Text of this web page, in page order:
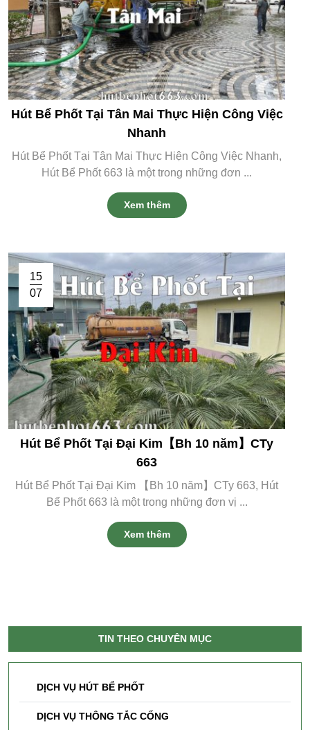
Hút Bể Phốt Tại Tân Mai Thực Hiện Công Việc
Nhanh
Hút Bể Phốt Tại Tân Mai Thực Hiện Công Việc Nhanh,
Hút Bể Phốt 663 là một trong những đơn ...
Xem thêm
15
07
Hút Bể Phốt Tại Đại Kim【Bh 10 năm】CTy
663
Hút Bể Phốt Tại Đại Kim 【Bh 10 năm】CTy 663, Hút
Bể Phốt 663 là một trong những đơn vị ...
Xem thêm
TIN THEO CHUYÊN MỤC
DỊCH VỤ HÚT BỂ PHỐT
DỊCH VỤ THÔNG TẮC CỐNG